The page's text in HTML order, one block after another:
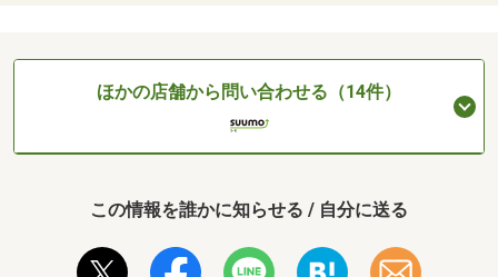
ほかの店舗から問い合わせる（14件）
この情報を誰かに知らせる / 自分に送る